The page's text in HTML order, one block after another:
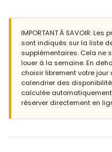
terrain clôturé
piscine privée
magnifique jardin
terrasse
barbecue
espace de détente
garage privé et
Plus d'informations
plage la plus proche :
IMPORTANT À SAVOIR:
sont indiqués sur la liste
supplémentaires. Cela ne
louer à la semaine. En
choisir librement votre
calendrier des
calculée
réserver directement en